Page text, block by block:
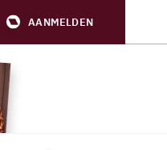
AANMELDEN